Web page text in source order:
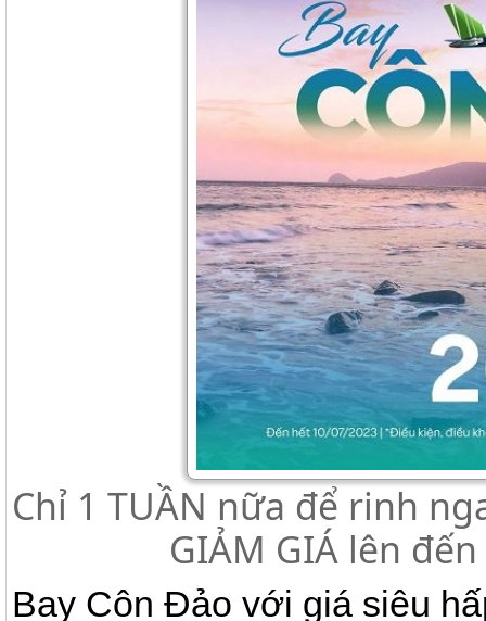
Chỉ 1 TUẦN nữa để rinh
GIẢM GIÁ lên
Bay Côn Đảo với giá siêu